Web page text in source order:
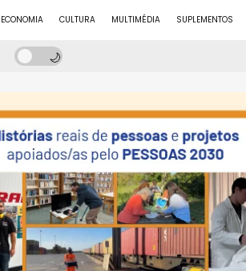
ECONOMIA CULTURA MULTIMÉDIA SUPLEMENTOS